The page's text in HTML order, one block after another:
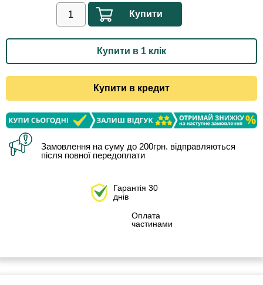
Купити
Купити в 1 клік
Купити в кредит
Замовлення на суму до 200грн. відправляються
після повної передоплати
Гарантія 30
днів
Оплата
частинами